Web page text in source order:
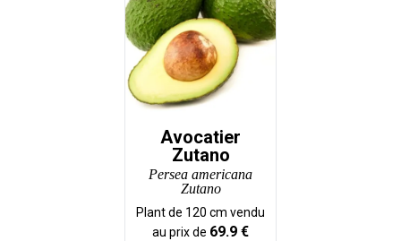
Avocatier
Zutano
Persea americana
Zutano
Plant de 120 cm vendu
au prix de 69.9 €